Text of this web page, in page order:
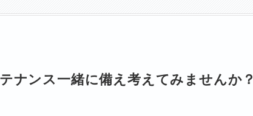
ナンス一緒に備え考えてみませんか？